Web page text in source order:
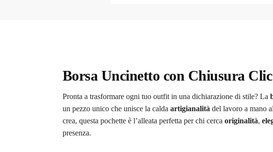
Borsa Uncinetto con Chiusura
Pronta a trasformare ogni tuo outfit in una dichiarazione di stile? La
un pezzo unico che unisce la calda artigianalità del lavoro a mano al
crea, questa pochette è l’alleata perfetta per chi cerca originalità,
presenza.